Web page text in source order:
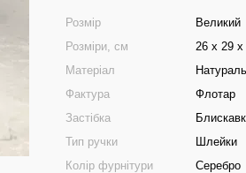
Розмір
Великий
Розміри, см
26 х 29
Матеріал
Фактура
Флотар
Застібка
Тип ручки
Шлейки
Колір фурнітури
Серебро